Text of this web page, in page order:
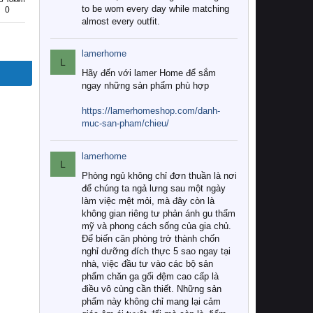
0
to be worn every day while matching
almost every outfit.
L
lamerhome
Hãy đến với lamer Home để sắm
ngay những sản phẩm phù hợp
https://lamerhomeshop.com/danh-
muc-san-pham/chieu/
L
lamerhome
Phòng ngủ không chỉ đơn thuần là nơi
để chúng ta ngả lưng sau một ngày
làm việc mệt mỏi, mà đây còn là
không gian riêng tư phản ánh gu thẩm
mỹ và phong cách sống của gia chủ.
Để biến căn phòng trở thành chốn
nghỉ dưỡng đích thực 5 sao ngay tại
nhà, việc đầu tư vào các bộ sản
phẩm chăn ga gối đệm cao cấp là
điều vô cùng cần thiết. Những sản
phẩm này không chỉ mang lại cảm